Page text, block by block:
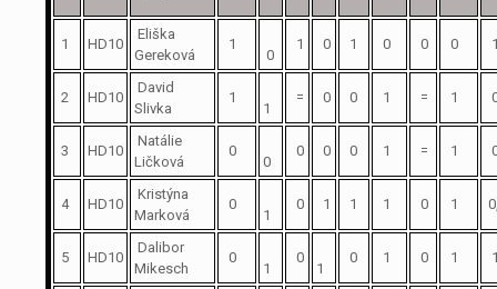
1 HD10
Eliška
Gereková
1
0
1 0 1 0 0 0
2 HD10
David
Slivka
1
1
= 0 0 1 = 1
3 HD10
Natálie
Ličková
0
0
0 0 0 1 = 1
4 HD10
Kristýna
Marková
0
1
0 1 1 1 0 1
5 HD10
Dalibor
Mikesch
0
1
0
1
0 1 0 1